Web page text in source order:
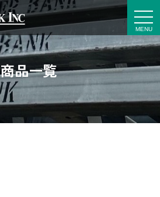
t
o
g
g
l
n
v
g
t
商品一覧